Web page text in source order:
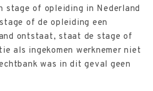
stage of opleiding in Nederland
of de opleiding een
ontstaat, staat de stage of
als ingekomen werknemer niet
was in dit geval geen